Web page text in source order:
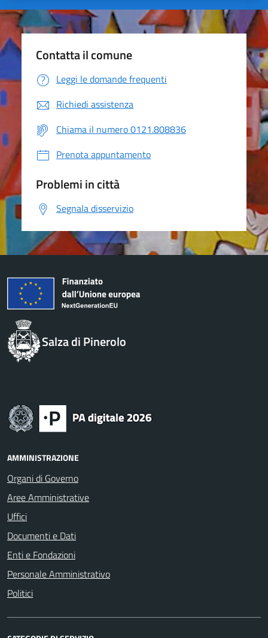
Contatta il comune
Leggi le domande frequenti
Richiedi assistenza
Chiama il numero 0121.808836
Prenota appuntamento
Problemi in città
Segnala disservizio
Salza di Pinerolo
AMMINISTRAZIONE
Organi di Governo
Aree Amministrative
Uffici
Documenti e Dati
Enti e Fondazioni
Personale Amministrativo
Politici